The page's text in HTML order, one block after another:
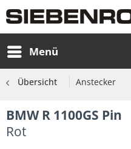
Menü
Übersicht Anstecker
BMW R 1100GS Pin
Rot